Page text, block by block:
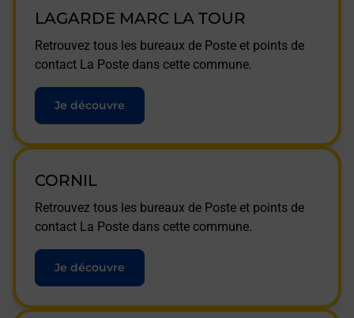
LAGARDE MARC LA TOUR
Retrouvez tous les bureaux de Poste et points de
contact La Poste dans cette commune.
Je découvre
CORNIL
Retrouvez tous les bureaux de Poste et points de
contact La Poste dans cette commune.
Je découvre